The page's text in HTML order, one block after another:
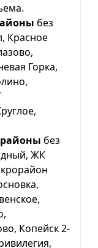
без
Красное
Горка,
районы без
ЖК
Копейск 2-